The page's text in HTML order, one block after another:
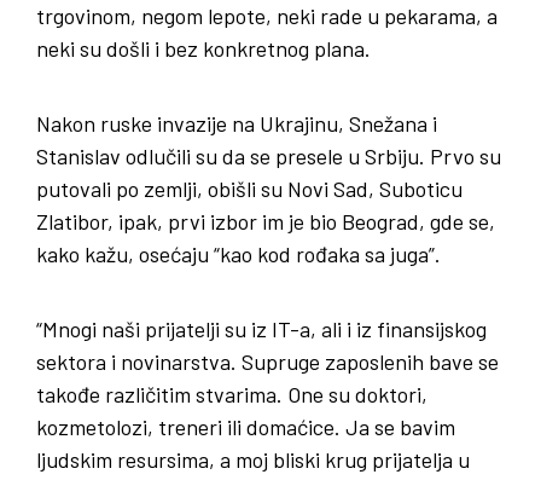
trgovinom, negom lepote, neki rade u pekarama, a
neki su došli i bez konkretnog plana.
Nakon ruske invazije na Ukrajinu, Snežana i
Stanislav odlučili su da se presele u Srbiju. Prvo su
putovali po zemlji, obišli su Novi Sad, Suboticu
Zlatibor, ipak, prvi izbor im je bio Beograd, gde se,
kako kažu, osećaju “kao kod rođaka sa juga”.
“Mnogi naši prijatelji su iz IT-a, ali i iz finansijskog
sektora i novinarstva. Supruge zaposlenih bave se
takođe različitim stvarima. One su doktori,
kozmetolozi, treneri ili domaćice. Ja se bavim
ljudskim resursima, a moj bliski krug prijatelja u